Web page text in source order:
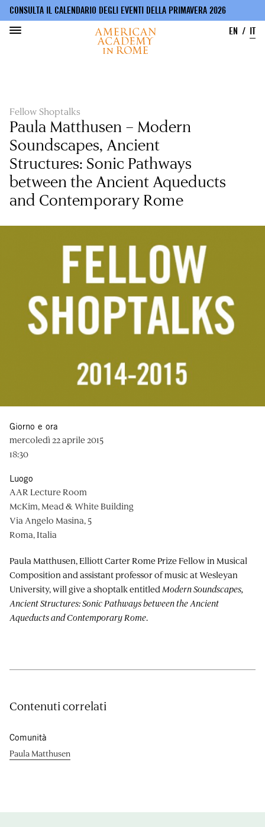
CONSULTA IL CALENDARIO DEGLI EVENTI DELLA PRIMAVERA 2026
EN
IT
Fellow Shoptalks
Paula Matthusen – Modern
Soundscapes, Ancient
Structures: Sonic Pathways
between the Ancient Aqueducts
and Contemporary Rome
Paula Matthusen, Elliott Carter Rome Prize Fellow in Musical
Composition and assistant professor of music at Wesleyan
University, will give a shoptalk entitledModern Soundscapes,
Ancient Structures: Sonic Pathways between the Ancient
Aqueducts and Contemporary Rome.
Giorno e ora
mercoledì 22 aprile 2015
18:30
Luogo
AAR Lecture Room
McKim, Mead & White Building
Via Angelo Masina, 5
Roma, Italia
Contenuti correlati
Comunità
Paula Matthusen